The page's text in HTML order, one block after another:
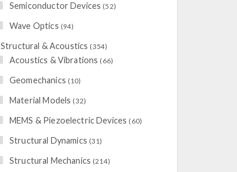
Semiconductor Devices (52)
Wave Optics (94)
Structural & Acoustics (354)
Acoustics & Vibrations (66)
Geomechanics (10)
Material Models (32)
MEMS & Piezoelectric Devices (60)
Structural Dynamics (31)
Structural Mechanics (214)